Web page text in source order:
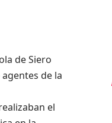
de Siero
de la
el